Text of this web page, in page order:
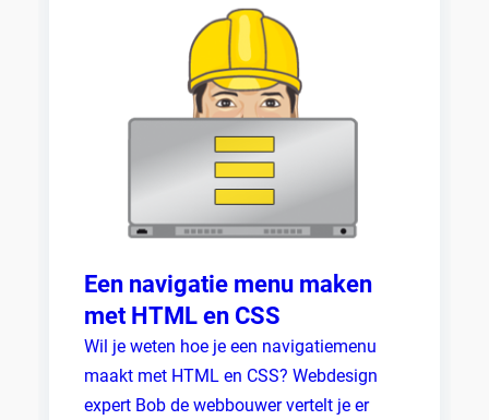
Een navigatie menu maken
met HTML en CSS
Wil je weten hoe je een navigatiemenu
maakt met HTML en CSS? Webdesign
expert Bob de webbouwer vertelt je er